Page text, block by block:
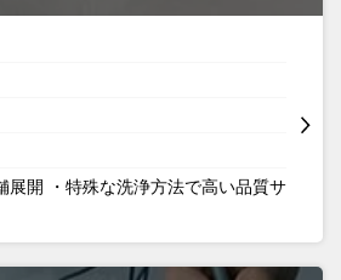
展開 ・特殊な洗浄方法で高い品質サ